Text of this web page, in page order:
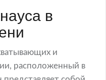
в
и
расположенный в